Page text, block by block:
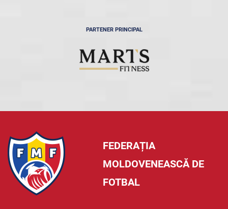
PARTENER PRINCIPAL
FEDERAȚIA
MOLDOVENEASCĂ DE
FOTBAL